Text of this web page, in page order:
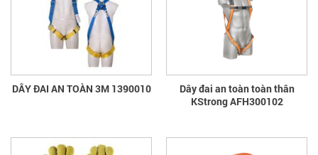
DÂY ĐAI AN TOÀN 3M 1390010
Dây đai an toàn toàn thân
KStrong AFH300102